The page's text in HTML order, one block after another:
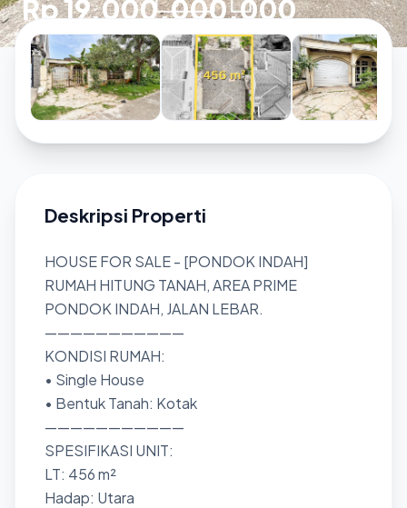
Rp 19.000.000.000
Deskripsi Properti
HOUSE FOR SALE - [PONDOK INDAH]
RUMAH HITUNG TANAH, AREA PRIME
PONDOK INDAH, JALAN LEBAR.
———————————
KONDISI RUMAH:
• Single House
• Bentuk Tanah: Kotak
———————————
SPESIFIKASI UNIT:
LT: 456 m²
Hadap: Utara